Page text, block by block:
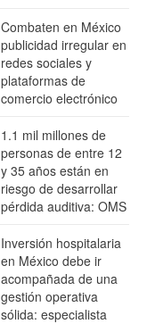
Combaten en México
publicidad irregular en
redes sociales y
plataformas de
comercio electrónico
1.1 mil millones de
personas de entre 12
y 35 años están en
riesgo de desarrollar
pérdida auditiva: OMS
Inversión hospitalaria
en México debe ir
acompañada de una
gestión operativa
sólida: especialista